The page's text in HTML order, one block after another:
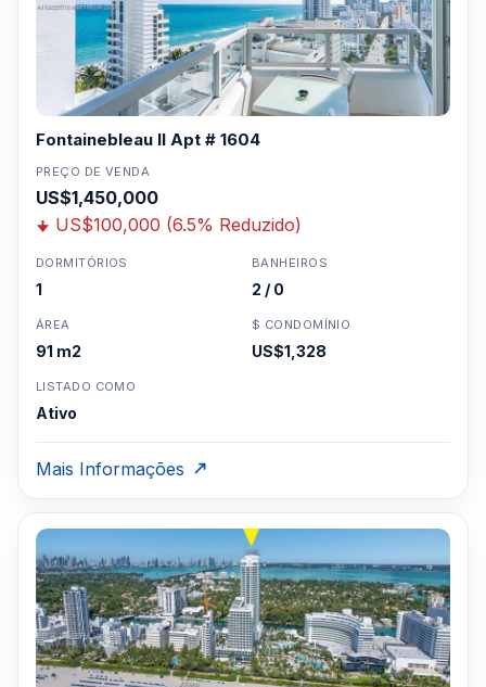
Fontainebleau II Apt # 1604
PREÇO DE VENDA
US$1,450,000
US$100,000 (6.5% Reduzido)
DORMITÓRIOS
1
BANHEIROS
2 / 0
ÁREA
91 m2
$ CONDOMÍNIO
US$1,328
LISTADO COMO
Ativo
Mais Informações